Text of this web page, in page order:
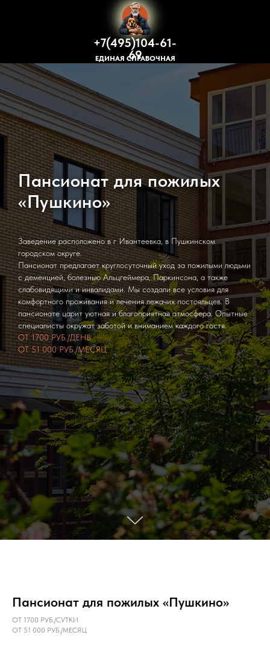
+7(495)104-61-
69
ЕДИНАЯ СПРАВОЧНАЯ
Пансионат для пожилых
«Пушкино»
Заведение расположено в г Ивантеевка, в Пушкинском
городском округе.
Пансионат предлагает круглосуточный уход за пожилыми людьми
с деменцией, болезнью Альцгеймера, Паркинсона, а также
слабовидящими и инвалидами. Мы создали все условия для
комфортного проживания и лечения лежачих постояльцев. В
пансионате царит уютная и благоприятная атмосфера. Опытные
специалисты окружат заботой и вниманием каждого гостя.
ОТ 1700 РУБ./ДЕНЬ
ОТ 51 000 РУБ./МЕСЯЦ
Пансионат для пожилых «Пушкино»
ОТ 1700 РУБ./СУТКИ
ОТ 51 000 РУБ./МЕСЯЦ